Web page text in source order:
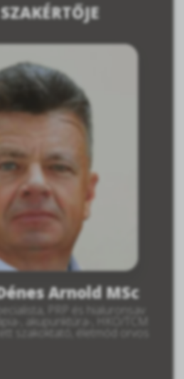
Arnold MSc
PRP és hialuronsav
, akupunktúra-, HKO/TCM
szakoktató, életmód orvos